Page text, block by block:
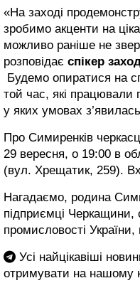
«На заході
зробимо акценти на
можливо раніше не
розповідає спікер
Будемо опиратися на
той час, які працювали
у яких умовах
Про Симиренків
29 вересня, о 19:00 в
(вул. Хрещатик, 259).
Нагадаємо, родина
підприємці Черкащини,
промисловості
Усі найцікавіші
отримувати на нашому